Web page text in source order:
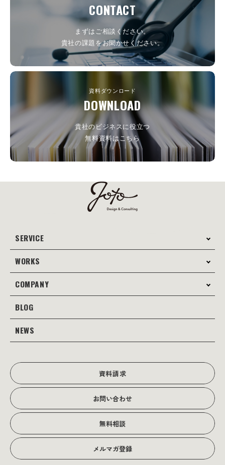
資料ダウンロード
DOWNLOAD
貴社のビジネスに役立つ
無料資料はこちら
CONTACT
まずはご相談ください。
貴社の課題をお聞かせください。
SERVICE
サービス案内
コンサルティング
Web広告･SEO対策
WORKS
制作事例
Web
COMPANY
会社案内
当社の強み
会社沿革
会社概要
BLOG
JOTOブログ
NEWS
資料請求
お問い合わせ
無料相談
メルマガ登録